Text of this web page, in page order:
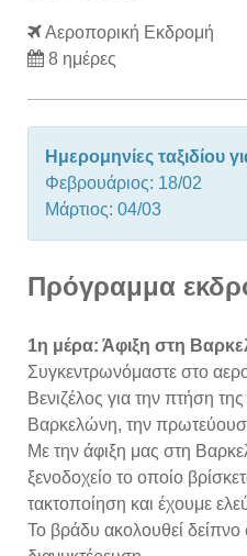
Αεροπορική Εκδρομή
8 ημέρες
Ημερομηνίες ταξιδίου
Φεβρουάριος: 18/02
Μάρτιος: 04/03
Πρόγραμμα
1η μέρα: Άφιξη στη
Συγκεντρωνόμαστε στο
Βενιζέλος για την πτήση
Βαρκελώνη, την
Με την άφιξη μας στη
ξενοδοχείο το οποίο
τακτοποίηση και έχουμε
Το βράδυ ακολουθεί δείπνο